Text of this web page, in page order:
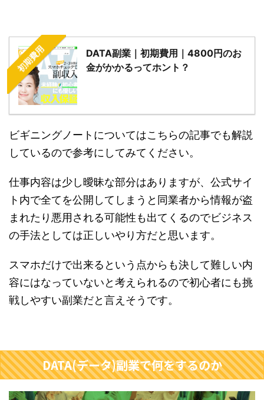
初期費用
DATA副業｜初期費用｜4800円のお
金がかかるってホント？
ビギニングノートについてはこちらの記事でも解説
しているので参考にしてみてください。
仕事内容は少し曖昧な部分はありますが、公式サイ
ト内で全てを公開してしまうと同業者から情報が盗
まれたり悪用される可能性も出てくるのでビジネス
の手法としては正しいやり方だと思います。
スマホだけで出来るという点からも決して難しい内
容にはなっていないと考えられるので初心者にも挑
戦しやすい副業だと言えそうです。
DATA(データ)副業で何をするのか